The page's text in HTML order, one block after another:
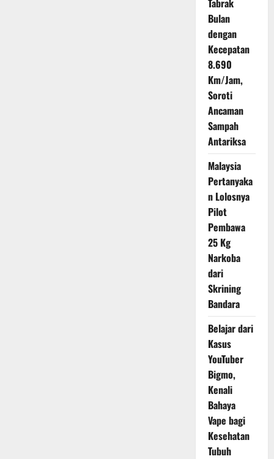
Tabrak
Bulan
dengan
Kecepatan
8.690
Km/Jam,
Soroti
Ancaman
Sampah
Antariksa
Malaysia
Pertanyaka
n Lolosnya
Pilot
Pembawa
25 Kg
Narkoba
dari
Skrining
Bandara
Belajar dari
Kasus
YouTuber
Bigmo,
Kenali
Bahaya
Vape bagi
Kesehatan
Tubuh